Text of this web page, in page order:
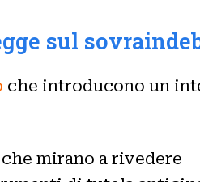
sul
che introducono un
mirano a rivedere